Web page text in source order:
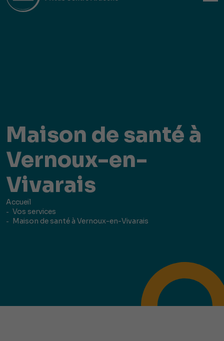
Maison de santé à
Vernoux-en-
Vivarais
Accueil
Vos services
Maison de santé à Vernoux-en-Vivarais